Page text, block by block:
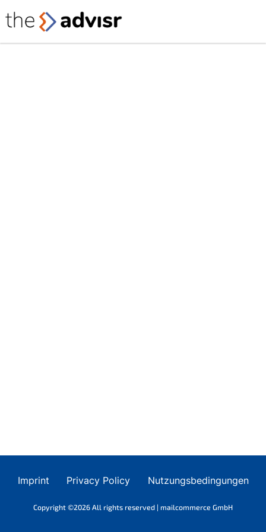
Imprint Privacy Policy Nutzungsbedingungen
Copyright ©2026 All rights reserved | mailcommerce GmbH